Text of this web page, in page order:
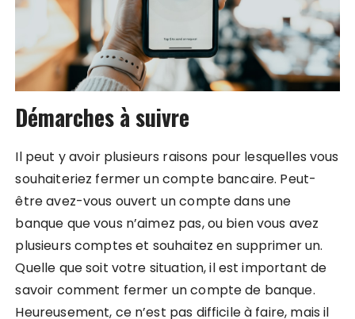
Démarches à suivre
Il peut y avoir plusieurs raisons pour lesquelles vous
souhaiteriez fermer un compte bancaire. Peut-
être avez-vous ouvert un compte dans une
banque que vous n’aimez pas, ou bien vous avez
plusieurs comptes et souhaitez en supprimer un.
Quelle que soit votre situation, il est important de
savoir comment fermer un compte de banque.
Heureusement, ce n’est pas difficile à faire, mais il